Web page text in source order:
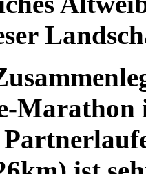
Marathon